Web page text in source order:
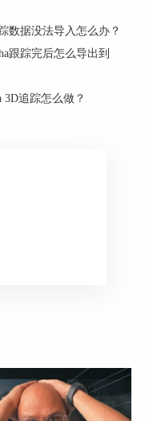
。然后，点
Mocha Pro自动跟
非常强大，但有时
Pro中创建一
添加效果或者遮罩
数据没法导入怎么办？
跟踪完后怎么导出到
3D追踪怎么做？